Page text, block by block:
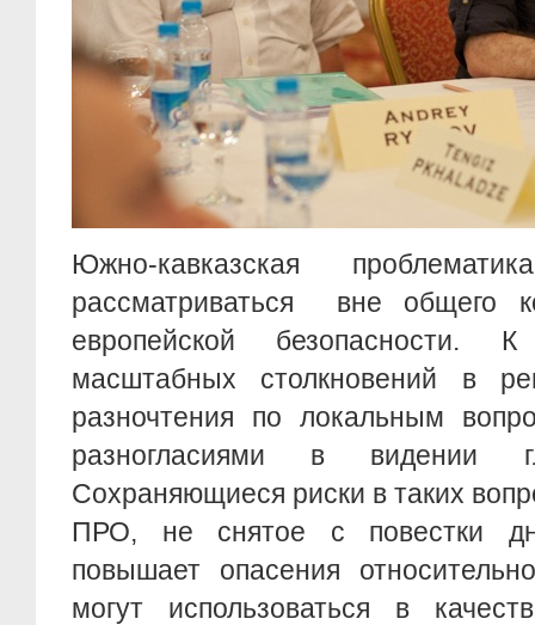
Южно-кавказская
рассматриваться вне общего
европейской безопасности.
масштабных столкновений в
разночтения по локальным
разногласиями в видении
Сохраняющиеся риски в таких
ПРО, не снятое с повестки
повышает опасения
могут использоваться в